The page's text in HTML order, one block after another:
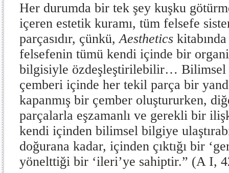
Her durumda bir tek şey kuşku
içeren estetik kuramı, tüm felsefe
parçasıdır, çünkü,Aesthetics
felsefenin tümü kendi içinde bir
bilgisiyle özdeşleştirilebilir… Bilimsel
çemberi içinde her tekil parça bir
kapanmış bir çember oluştururken,
parçalarla eşzamanlı ve gerekli bir
kendi içinden bilimsel bilgiye
doğurana kadar, içinden çıktığı bir
yönelttiği bir ‘ileri’ye sahiptir.” (A I,